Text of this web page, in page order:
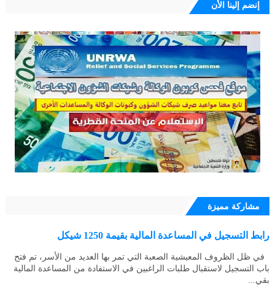
إنضم إلينا الأن
مشاركة مميزة
رابط التسجيل في المساعدة المالية بقيمة 1250 شيكل
في ظل الظروف المعيشية الصعبة التي تمر بها العديد من الأسر، تم فتح
باب التسجيل لاستقبال طلبات الراغبين في الاستفادة من المساعدة المالية
بقي...